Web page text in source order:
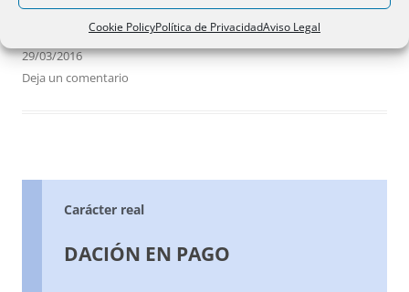
Cookie PolicyPolítica de PrivacidadAviso Legal
29/03/2016
Deja un comentario
Carácter real
DACIÓN EN PAGO